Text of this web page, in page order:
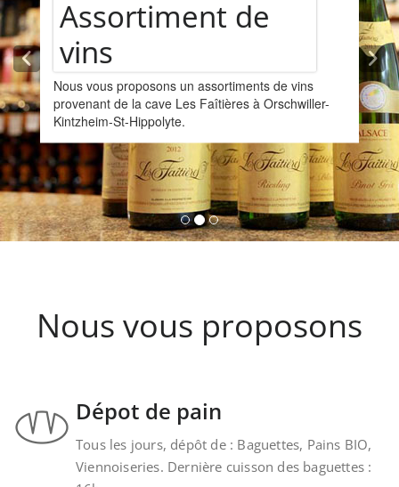
Assortiment de
vins
Nous vous proposons un assortiments de vins
provenant de la cave Les Faîtières à Orschwiller-
Kintzheim-St-Hippolyte.
Nous vous proposons
Dépot de pain
Tous les jours, dépôt de : Baguettes, Pains BIO,
Viennoiseries. Dernière cuisson des baguettes :